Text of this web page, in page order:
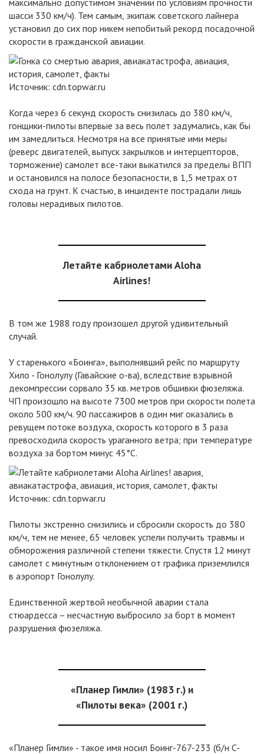
максимально допустимом значении по условиям прочности
шасси 330 км/ч). Тем самым, экипаж советского лайнера
установил до сих пор никем непобитый рекорд посадочной
скорости в гражданской авиации.
Источник: cdn.topwar.ru
Когда через 6 секунд скорость снизилась до 380 км/ч,
гонщики-пилоты впервые за весь полет задумались, как бы
им замедлиться. Несмотря на все принятые ими меры
(реверс двигателей, выпуск закрылков и интерцепторов,
торможение) самолет все-таки выкатился за пределы ВПП
и остановился на полосе безопасности, в 1,5 метрах от
схода на грунт. К счастью, в инциденте пострадали лишь
головы нерадивых пилотов.
Летайте кабриолетами Aloha
Airlines!
В том же 1988 году произошел другой удивительный
случай.
У старенького «Боинга», выполнявший рейс по маршруту
Хило - Гонолулу (Гавайские о-ва), вследствие взрывной
декомпрессии сорвало 35 кв. метров обшивки фюзеляжа.
ЧП произошло на высоте 7300 метров при скорости полета
около 500 км/ч. 90 пассажиров в один миг оказались в
ревущем потоке воздуха, скорость которого в 3 раза
превосходила скорость ураганного ветра; при температуре
воздуха за бортом минус 45°С.
Источник: cdn.topwar.ru
Пилоты экстренно снизились и сбросили скорость до 380
км/ч, тем не менее, 65 человек успели получить травмы и
обморожения различной степени тяжести. Спустя 12 минут
самолет с минутным отклонением от графика приземлился
в аэропорт Гонолулу.
Единственной жертвой необычной аварии стала
стюардесса – несчастную выбросило за борт в момент
разрушения фюзеляжа.
«Планер Гимли» (1983 г.) и
«Пилоты века» (2001 г.)
«Планер Гимли» - такое имя носил Боинг-767-233 (б/н C-